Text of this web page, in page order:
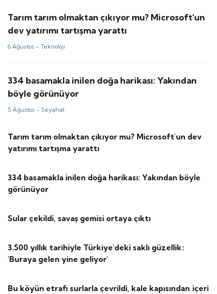
Tarım tarım olmaktan çıkıyor mu? Microsoft'un
dev yatırımı tartışma yarattı
6 Ağustos -Teknoloji
334 basamakla inilen doğa harikası: Yakından
böyle görünüyor
5 Ağustos -Seyahat
Tarım tarım olmaktan çıkıyor mu? Microsoft'un dev
yatırımı tartışma yarattı
334 basamakla inilen doğa harikası: Yakından böyle
görünüyor
Sular çekildi, savaş gemisi ortaya çıktı
3.500 yıllık tarihiyle Türkiye'deki saklı güzellik:
'Buraya gelen yine geliyor'
Bu köyün etrafı surlarla çevrildi, kale kapısından içeri